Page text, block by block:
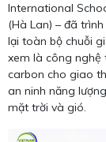
International
(Hà Lan) – đã
lại toàn bộ chuỗi
xem là công nghệ
carbon cho giao
an ninh năng
mặt trời và gió.